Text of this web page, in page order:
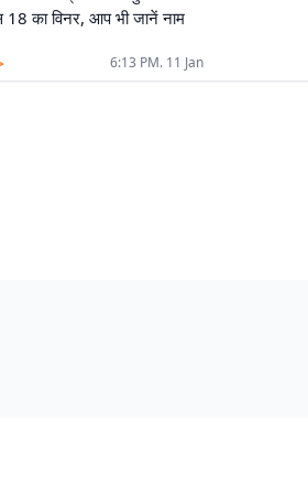
18 का विनर, आप भी जानें नाम
6:13 PM. 11 Jan